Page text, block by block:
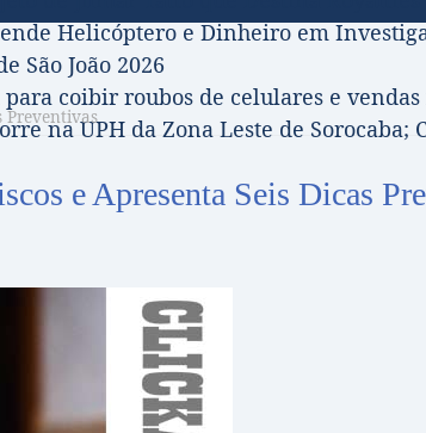
Helicóptero e Dinheiro em
São João 2026
coibir roubos de celulares e
na UPH da Zona Leste de
Preventivas
e Apresenta Seis Dicas